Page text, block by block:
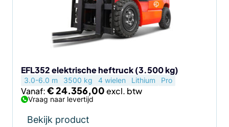
EFL352 elektrische heftruck (3.500 kg)
3.0-6.0 m 3500 kg 4 wielen Lithium Pro
Vanaf:€24.356,00
Vraag naar levertijd
Bekijk product
gekozen
de
productpagina